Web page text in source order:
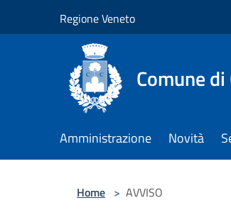
Regione Veneto
Comune
Amministrazione Novità
Home > AVVISO